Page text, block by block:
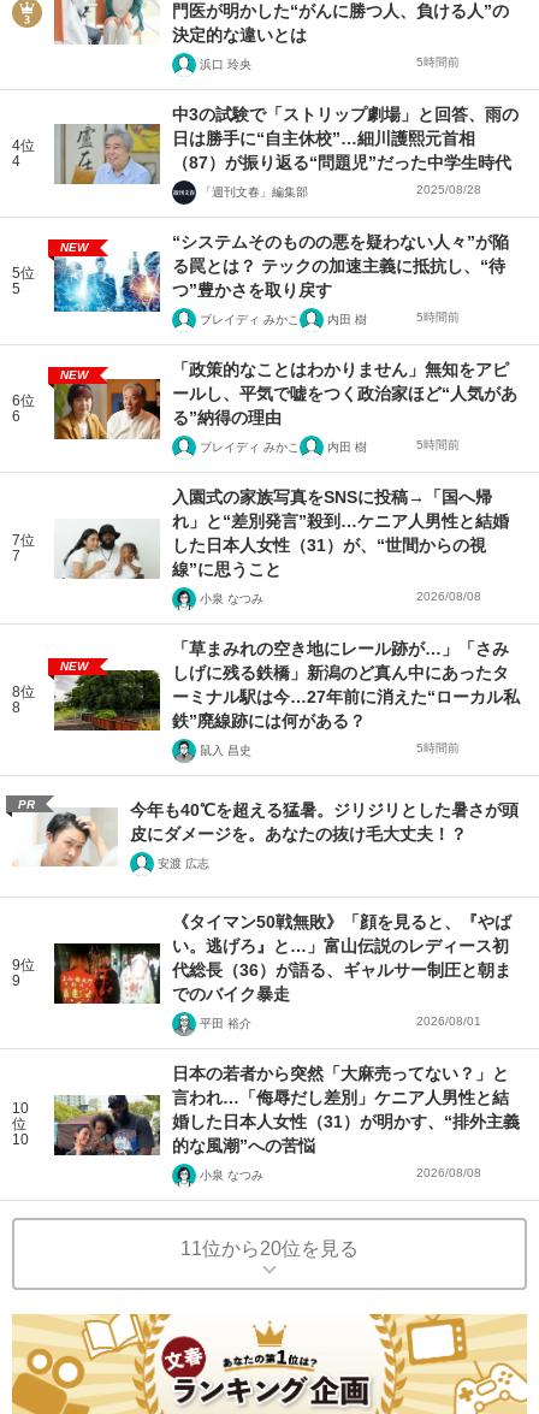
門医が明かした“がんに勝つ人、負ける人”の
決定的な違いとは
浜口 玲央 5時間前
4位
4
中3の試験で「ストリップ劇場」と回答、雨の
日は勝手に“自主休校”…細川護熙元首相
（87）が振り返る“問題児”だった中学生時代
「週刊文春」編集部 2025/08/28
5位
5
NEW
“システムそのものの悪を疑わない人々”が陥
る罠とは？ テックの加速主義に抵抗し、“待
つ”豊かさを取り戻す
ブレイディ みかこ 内田 樹 5時間前
6位
6
NEW
「政策的なことはわかりません」無知をアピ
ールし、平気で嘘をつく政治家ほど“人気があ
る”納得の理由
ブレイディ みかこ 内田 樹 5時間前
7位
7
入園式の家族写真をSNSに投稿→「国へ帰
れ」と“差別発言”殺到…ケニア人男性と結婚
した日本人女性（31）が、“世間からの視
線”に思うこと
小泉 なつみ 2026/08/08
8位
8
NEW
「草まみれの空き地にレール跡が…」「さみ
しげに残る鉄橋」新潟のど真ん中にあったタ
ーミナル駅は今…27年前に消えた“ローカル私
鉄”廃線跡には何がある？
鼠入 昌史 5時間前
PR
今年も40℃を超える猛暑。ジリジリとした暑さが頭
皮にダメージを。あなたの抜け毛大丈夫！？
安渡 広志
9位
9
《タイマン50戦無敗》「顔を見ると、『やば
い。逃げろ』と…」富山伝説のレディース初
代総長（36）が語る、ギャルサー制圧と朝ま
でのバイク暴走
平田 裕介 2026/08/01
10
位
10
日本の若者から突然「大麻売ってない？」と
言われ…「侮辱だし差別」ケニア人男性と結
婚した日本人女性（31）が明かす、“排外主義
的な風潮”への苦悩
小泉 なつみ 2026/08/08
11位から20位を見る